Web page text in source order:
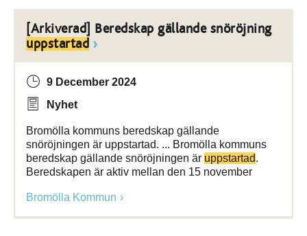
[Arkiverad] Beredskap gällande snöröjning
uppstartad
9 December 2024
Nyhet
Bromölla kommuns beredskap gällande
snöröjningen är uppstartad. ... Bromölla kommuns
beredskap gällande snöröjningen är uppstartad.
Beredskapen är aktiv mellan den 15 november
Bromölla Kommun